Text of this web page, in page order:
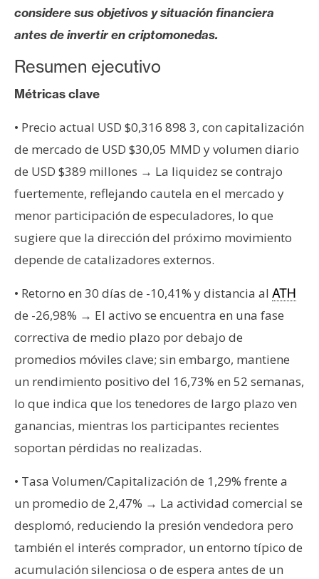
N
o
t
a
s
e
P
r
n
s
a
T
m
a
s
R
e
c
r
s
s
considere sus objetivos y situación financiera
antes de invertir en criptomonedas.
Resumen ejecutivo
Métricas clave
• Precio actual USD $0,316 898 3, con capitalización
de mercado de USD $30,05 MMD y volumen diario
de USD $389 millones → La liquidez se contrajo
fuertemente, reflejando cautela en el mercado y
menor participación de especuladores, lo que
sugiere que la dirección del próximo movimiento
depende de catalizadores externos.
• Retorno en 30 días de -10,41% y distancia al ATH
de -26,98% → El activo se encuentra en una fase
correctiva de medio plazo por debajo de
promedios móviles clave; sin embargo, mantiene
un rendimiento positivo del 16,73% en 52 semanas,
lo que indica que los tenedores de largo plazo ven
ganancias, mientras los participantes recientes
soportan pérdidas no realizadas.
• Tasa Volumen/Capitalización de 1,29% frente a
un promedio de 2,47% → La actividad comercial se
desplomó, reduciendo la presión vendedora pero
también el interés comprador, un entorno típico de
acumulación silenciosa o de espera antes de un